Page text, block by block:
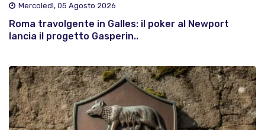
Mercoledì, 05 Agosto 2026
Roma travolgente in Galles: il poker al Newport
lancia il progetto Gasperin..